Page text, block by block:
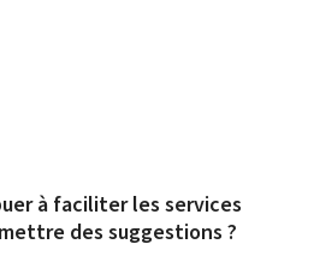
à faciliter les services
des suggestions ?